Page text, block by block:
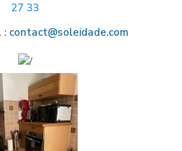
27 33
: contact@soleidade.com